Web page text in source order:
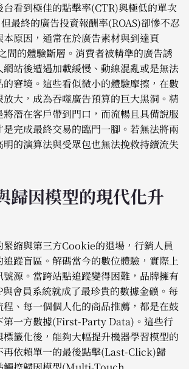
台看到極佳的點擊率(CTR)與極低的單次
最終的廣告投資報酬率(ROAS)卻慘不忍
原因，通常在於廣告素材與到達頁
的體驗斷層。消費者被精準的廣告誘
站後遭遇加載緩慢、動線混亂或是無法
窘境。這些看似微小的體驗摩擦，在數
大，成為吞噬廣告預算的巨大黑洞。精
潛在客戶帶到門口，而流暢且具備說服
完成最終交易的臨門一腳。若無法將兩
的演算法與受眾包也無法挽救持續流失
歸因模型的現代化升
緊縮與第三方Cookie的退場，行銷人員
蹤盲區。解碼當今的數位體驗，實際上
源。當跨站點追蹤變得困難，品牌擁有
會員系統就成了最珍貴的數據金礦。每
、每一個個人化的商品推薦，都是在鼓
第一方數據(First-Party Data)。這些行
籤化後，能夠大幅提升機器學習模型的
再依賴單一的最後點擊(Last-Click)歸